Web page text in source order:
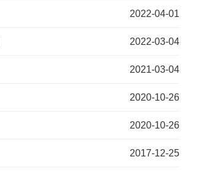
2022-04-01
2022-03-04
2021-03-04
2020-10-26
2020-10-26
2017-12-25